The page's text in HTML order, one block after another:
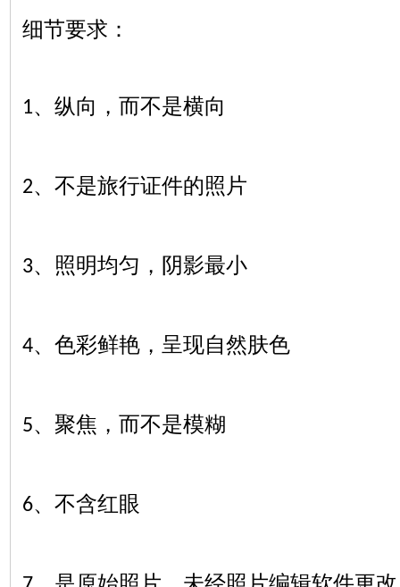
细节要求：
1、纵向，而不是横向
2、不是旅行证件的照片
3、照明均匀，阴影最小
4、色彩鲜艳，呈现自然肤色
5、聚焦，而不是模糊
6、不含红眼